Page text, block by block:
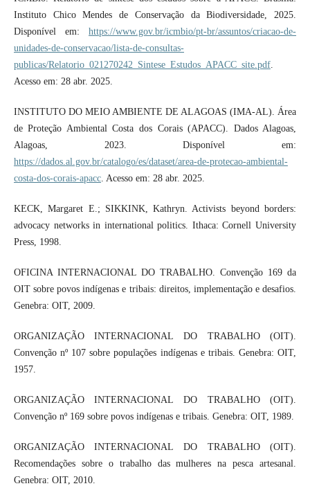
Instituto Chico Mendes de Conservação da Biodiversidade, 2025.
Disponível em:https://www.gov.br/icmbio/pt-br/assuntos/criacao-de-
unidades-de-conservacao/lista-de-consultas-
publicas/Relatorio_021270242_Sintese_Estudos_APACC_site.pdf.
Acesso em: 28 abr. 2025.
INSTITUTO DO MEIO AMBIENTE DE ALAGOAS (IMA-AL). Área
de Proteção Ambiental Costa dos Corais (APACC). Dados Alagoas,
Alagoas, 2023. Disponível em:
https://dados.al.gov.br/catalogo/es/dataset/area-de-protecao-ambiental-
costa-dos-corais-apacc. Acesso em: 28 abr. 2025.
KECK, Margaret E.; SIKKINK, Kathryn. Activists beyond borders:
advocacy networks in international politics. Ithaca: Cornell University
Press, 1998.
OFICINA INTERNACIONAL DO TRABALHO. Convenção 169 da
OIT sobre povos indígenas e tribais: direitos, implementação e desafios.
Genebra: OIT, 2009.
ORGANIZAÇÃO INTERNACIONAL DO TRABALHO (OIT).
Convenção nº 107 sobre populações indígenas e tribais. Genebra: OIT,
1957.
ORGANIZAÇÃO INTERNACIONAL DO TRABALHO (OIT).
Convenção nº 169 sobre povos indígenas e tribais. Genebra: OIT, 1989.
ORGANIZAÇÃO INTERNACIONAL DO TRABALHO (OIT).
Recomendações sobre o trabalho das mulheres na pesca artesanal.
Genebra: OIT, 2010.